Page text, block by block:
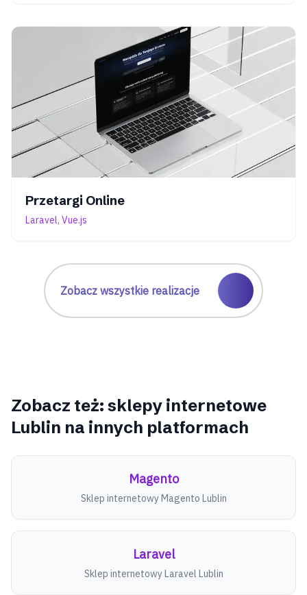
Przetargi Online
Laravel, Vue.js
Zobacz wszystkie realizacje
Zobacz też: sklepy internetowe
Lublin na innych platformach
Magento
Sklep internetowyMagento Lublin
Laravel
Sklep internetowyLaravel Lublin